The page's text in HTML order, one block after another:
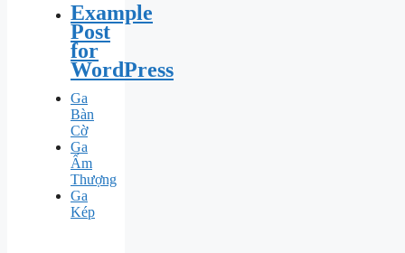
Example
Post
for
WordPress
Ga
Bàn
Cờ
Ga
Ấm
Thượng
Ga
Kép